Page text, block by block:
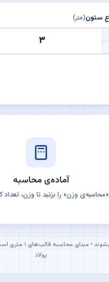
ستون(متر)
آماده‌ی محاسبه
وزن» را بزنید تا وزن،
پولاد